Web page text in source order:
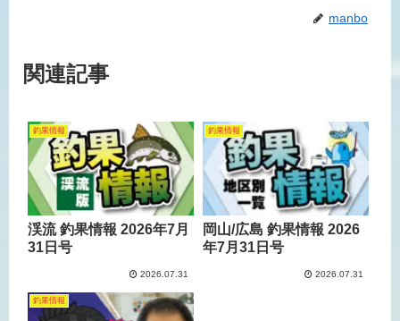
manbo
関連記事
釣果情報
渓流 釣果情報 2026年7月
31日号
2026.07.31
釣果情報
岡山/広島 釣果情報 2026
年7月31日号
2026.07.31
釣果情報